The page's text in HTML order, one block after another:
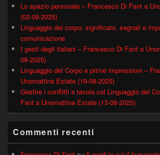
Lo spazio personale – Francesco Di Fant a
(02-09-2025)
Linguaggio del corpo: significato, segnali e
comunicazione
I gesti degli italiani – Francesco Di Fant a
08-2025)
Linguaggio del Corpo e prime impressioni –
Unomattina Estate (19-08-2025)
Gestire i conflitti a tavola col Linguaggio del
Fant a Unomattina Estate (13-08-2025)
Commenti recenti